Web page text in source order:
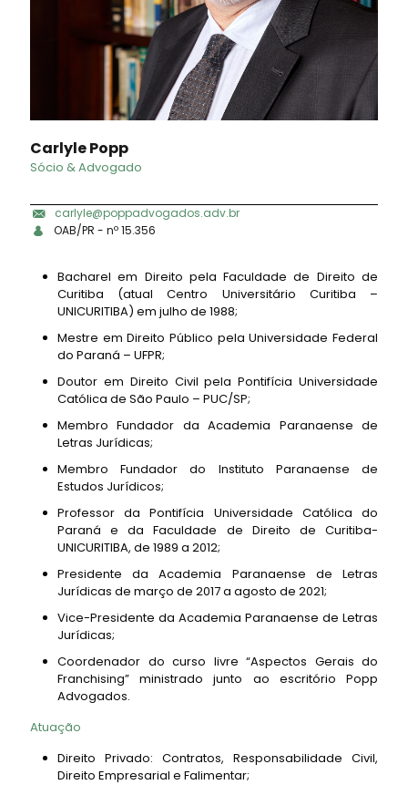
Carlyle Popp
Sócio & Advogado
carlyle@poppadvogados.adv.br
OAB/PR - nº 15.356
Bacharel em Direito pela Faculdade de Direito de
Curitiba (atual Centro Universitário Curitiba –
UNICURITIBA) em julho de 1988;
Mestre em Direito Público pela Universidade Federal
do Paraná – UFPR;
Doutor em Direito Civil pela Pontifícia Universidade
Católica de São Paulo – PUC/SP;
Membro Fundador da Academia Paranaense de
Letras Jurídicas;
Membro Fundador do Instituto Paranaense de
Estudos Jurídicos;
Professor da Pontifícia Universidade Católica do
Paraná e da Faculdade de Direito de Curitiba-
UNICURITIBA, de 1989 a 2012;
Presidente da Academia Paranaense de Letras
Jurídicas de março de 2017 a agosto de 2021;
Vice-Presidente da Academia Paranaense de Letras
Jurídicas;
Coordenador do curso livre “Aspectos Gerais do
Franchising” ministrado junto ao escritório Popp
Advogados.
Atuação
Direito Privado: Contratos, Responsabilidade Civil,
Direito Empresarial e Falimentar;